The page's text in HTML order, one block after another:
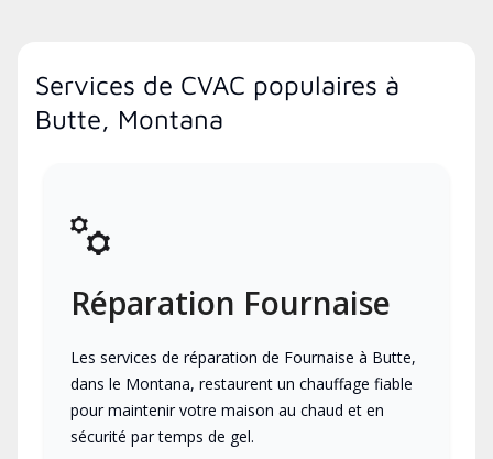
Services de CVAC populaires à
Butte, Montana
Réparation Fournaise
Les services de réparation de Fournaise à Butte,
dans le Montana, restaurent un chauffage fiable
pour maintenir votre maison au chaud et en
sécurité par temps de gel.